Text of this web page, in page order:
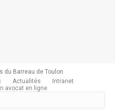
du Barreau de Toulon
Actualités
Intranet
avocat en ligne